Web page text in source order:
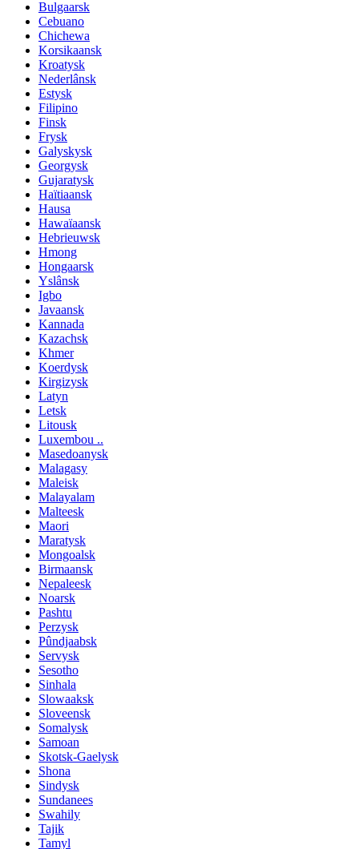
Bulgaarsk
Cebuano
Chichewa
Korsikaansk
Kroatysk
Nederlânsk
Estysk
Filipino
Finsk
Frysk
Galyskysk
Georgysk
Gujaratysk
Haïtiaansk
Hausa
Hawaïaansk
Hebrieuwsk
Hmong
Hongaarsk
Yslânsk
Igbo
Javaansk
Kannada
Kazachsk
Khmer
Koerdysk
Kirgizysk
Latyn
Letsk
Litousk
Luxembou ..
Masedoanysk
Malagasy
Maleisk
Malayalam
Malteesk
Maori
Maratysk
Mongoalsk
Birmaansk
Nepaleesk
Noarsk
Pashtu
Perzysk
Pûndjaabsk
Servysk
Sesotho
Sinhala
Slowaaksk
Sloveensk
Somalysk
Samoan
Skotsk-Gaelysk
Shona
Sindysk
Sundanees
Swahily
Tajik
Tamyl